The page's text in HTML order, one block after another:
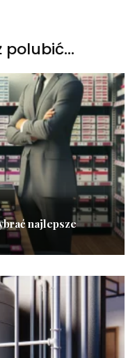
polubić…
najlepsze